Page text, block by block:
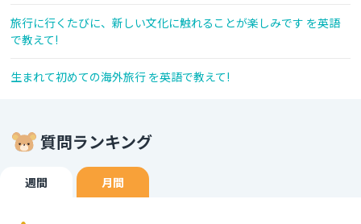
旅行に行くたびに、新しい文化に触れることが楽しみです を英語
で教えて!
生まれて初めての海外旅行 を英語で教えて!
質問ランキング
週間 月間